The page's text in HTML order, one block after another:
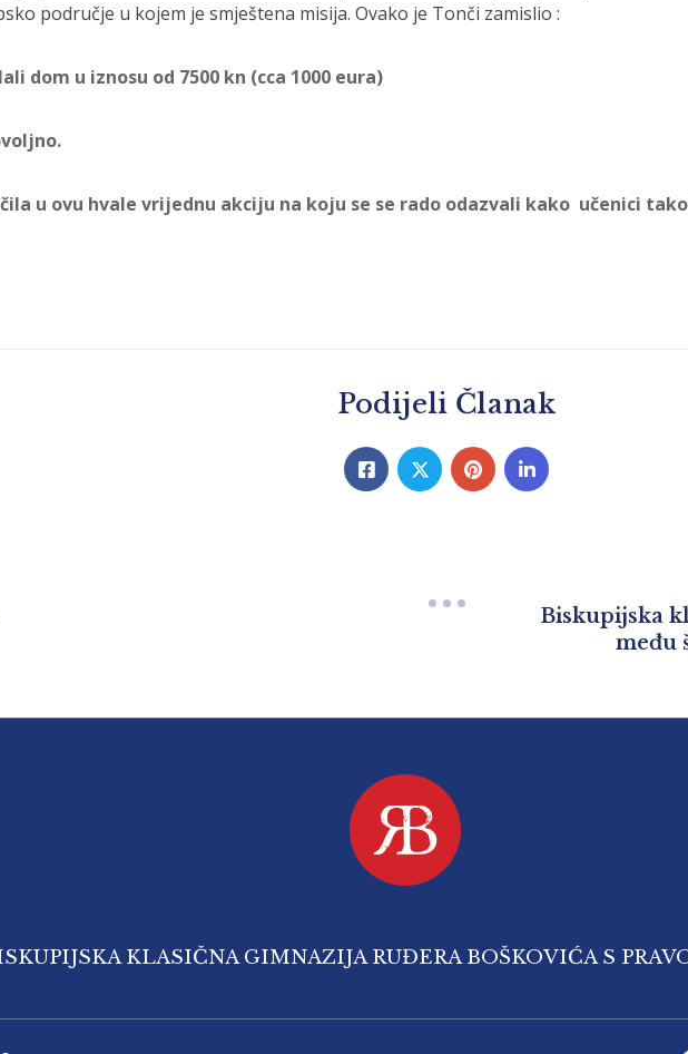
područje u kojem je smještena misija. Ovako je Tonči zamislio :
dom u iznosu od 7500 kn (cca 1000 eura)
u ovu hvale vrijednu akciju na koju se se rado odazvali kako učenici
Podijeli Članak
Biskupijska
među
KLASIČNA GIMNAZIJA RUĐERA BOŠKOVIĆA S